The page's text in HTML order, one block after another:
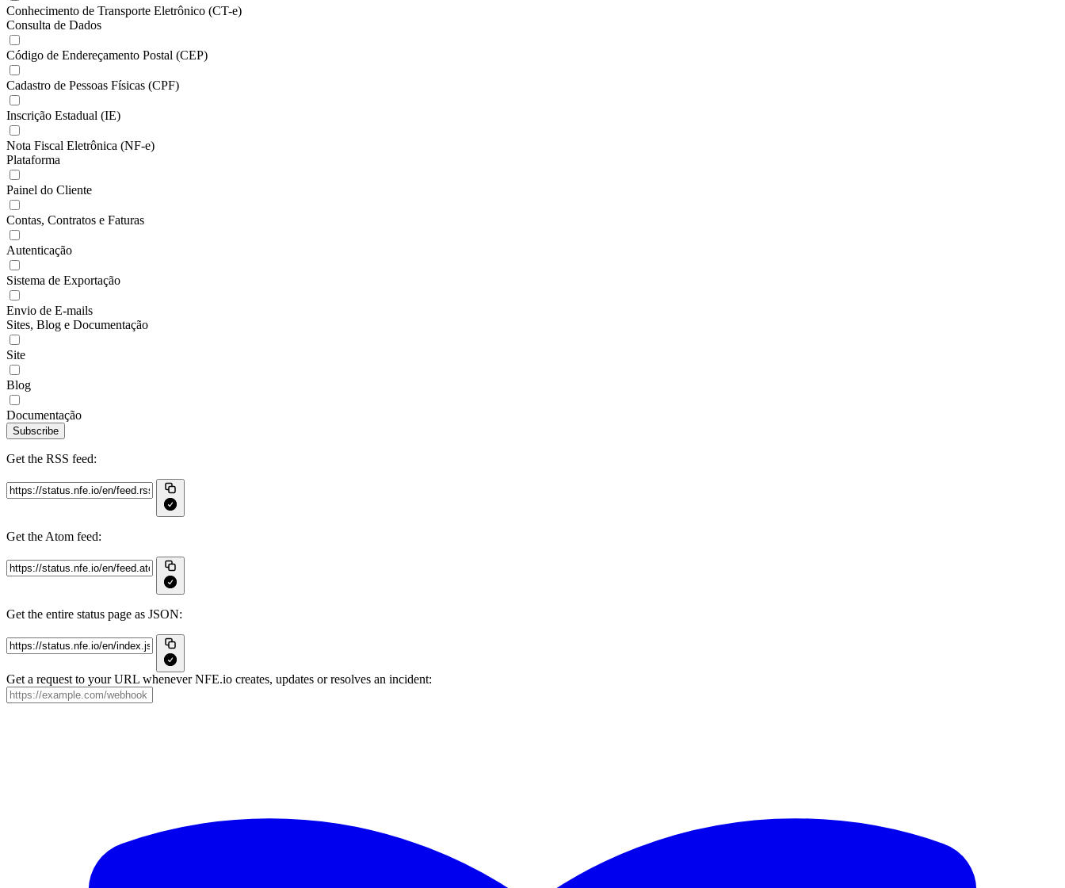
Conhecimento de Transporte Eletrônico (CT-e)
Consulta de Dados
Código de Endereçamento Postal (CEP)
Cadastro de Pessoas Físicas (CPF)
Inscrição Estadual (IE)
Nota Fiscal Eletrônica (NF-e)
Plataforma
Painel do Cliente
Contas, Contratos e Faturas
Autenticação
Sistema de Exportação
Envio de E-mails
Sites, Blog e Documentação
Site
Blog
Documentação
Subscribe
Get the RSS feed:
Get the Atom feed:
Get the entire status page as JSON:
Get a request to your URL whenever NFE.io creates, updates or resolves an incident: